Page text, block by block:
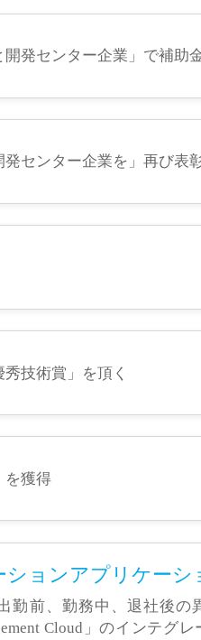
発センター企業」で補助金
センター企業を」再び表
技術賞」を頂く
を獲得
ションアプリケーシ
勤前、勤務中、退社後の
Cloud」のインテグ